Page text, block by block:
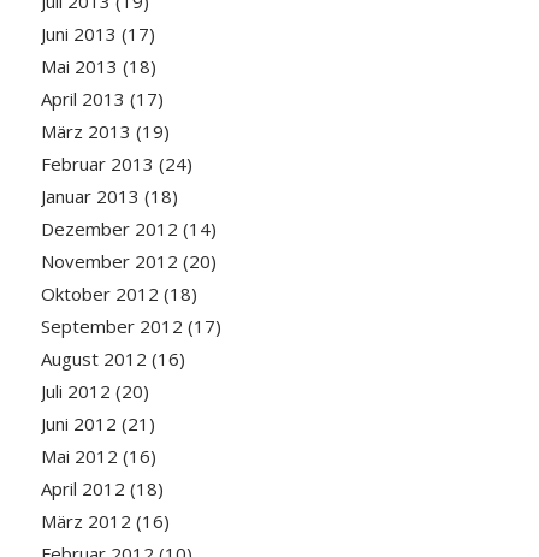
Juni 2013 (17)
Mai 2013 (18)
April 2013 (17)
März 2013 (19)
Februar 2013 (24)
Januar 2013 (18)
Dezember 2012 (14)
November 2012 (20)
Oktober 2012 (18)
September 2012 (17)
August 2012 (16)
Juli 2012 (20)
Juni 2012 (21)
Mai 2012 (16)
April 2012 (18)
März 2012 (16)